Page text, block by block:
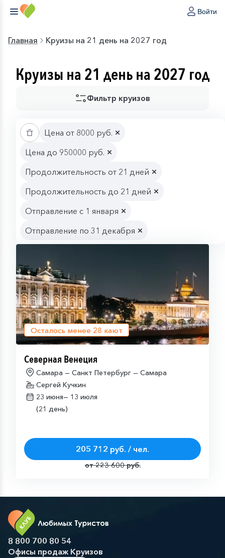
Войти
Главная Круизы на 21 день на 2027 год
Круизы на 21 день на 2027 год
Фильтр круизов
Цена от 8000 руб.
Цена до 950000 руб.
Продолжительность от 21 дней
Продолжительность до 21 дней
Отправление с 1 января
Отправление по 31 декабря
Осталось менее 28 кают
Северная Венеция
Самара — Санкт Петербург — Самара
Сергей Кучкин
23 июня— 13 июля
(21 день)
205 712 руб. / чел.
от 223 600 руб.
8 800 700 80 54
Офисы продаж Круизов